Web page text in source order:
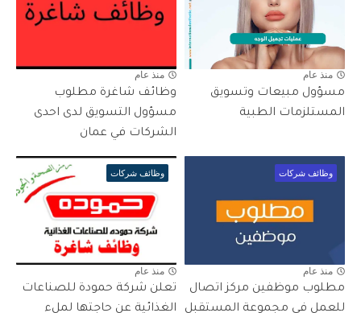
منذ عام
مسؤول مبيعات وتسويق
المستلزمات الطبية
منذ عام
وظائف شاغرة مطلوب
مسؤول التسويق لدى احدى
الشركات في عمان
وظائف شركات
منذ عام
مطلوب موظفين مركز اتصال
للعمل في مجموعة المستقبل
وظائف شركات
منذ عام
تعلن شركة حمودة للصناعات
الغذائية عن حاجتها لملء